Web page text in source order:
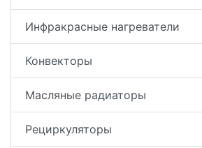
Инфракрасные нагреватели
Конвекторы
Масляные радиаторы
Рециркуляторы